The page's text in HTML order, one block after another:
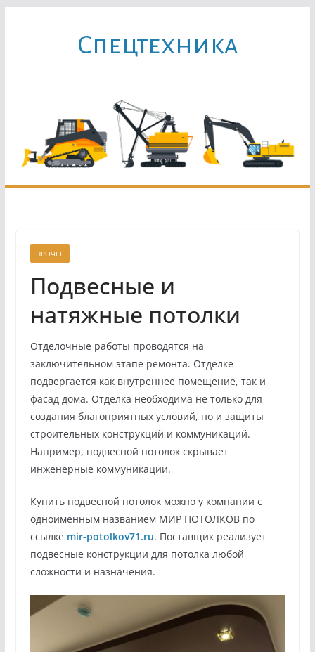
содержимомуCпецтехника
ПРОЧЕЕ
Подвесные и
натяжные потолки
Отделочные работы проводятся на
заключительном этапе ремонта. Отделке
подвергается как внутреннее помещение, так и
фасад дома. Отделка необходима не только для
создания благоприятных условий, но и защиты
строительных конструкций и коммуникаций.
Например, подвесной потолок скрывает
инженерные коммуникации.
Купить подвесной потолок можно у компании с
одноименным названием МИР ПОТОЛКОВ по
ссылке mir-potolkov71.ru. Поставщик реализует
подвесные конструкции для потолка любой
сложности и назначения.